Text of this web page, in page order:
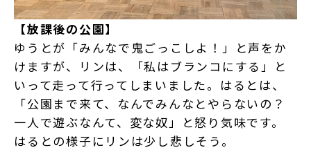
【放課後の公園】
ゆうとが「みんなで鬼ごっこしよ！」と声をか
けますが、リンは、「私はブランコにする」と
いって走って行ってしまいました。はるとは、
「公園まで来て、なんでみんなとやらないの？
一人で遊ぶなんて、変な奴」と怒り気味です。
はるとの様子にリンは少し悲しそう。